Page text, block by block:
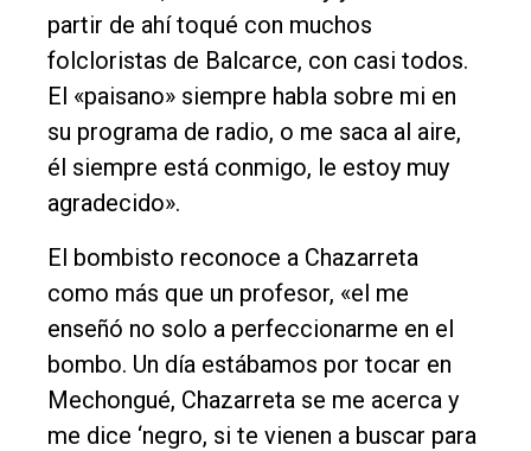
partir de ahí toqué con muchos
folcloristas de Balcarce, con casi todos.
El «paisano» siempre habla sobre mi en
su programa de radio, o me saca al aire,
él siempre está conmigo, le estoy muy
agradecido».
El bombisto reconoce a Chazarreta
como más que un profesor, «el me
enseñó no solo a perfeccionarme en el
bombo. Un día estábamos por tocar en
Mechongué, Chazarreta se me acerca y
me dice ‘negro, si te vienen a buscar para